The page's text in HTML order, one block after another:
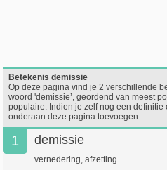
Betekenis demissie
Op deze pagina vind je 2 verschillende
woord 'demissie’, geordend van meest
populaire. Indien je zelf nog een definitie
onderaan deze pagina toevoegen.
1 demissie
vernedering, afzetting